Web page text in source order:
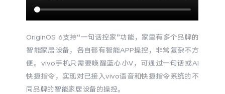
X300s
S50 Pro mini
iQOO Z11i iQOO 15T
vivo TWS 5 Pro vivo Pad6 Pro
OriginOS 6支持“一句话控家”功能，家里有多个品牌的
智能家居设备，各自都有智能APP操控，非常复杂不方
便。vivo手机只需要唤醒蓝心小V，可通过一句话或AI
快捷指令，实现对已接入vivo语音和快捷指令系统的不
同品牌的智能家居设备的操控。